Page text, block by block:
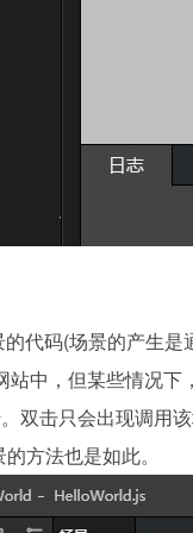
代码(场景的产生是
中，但某些情况下
双击只会出现调用
方法也是如此。